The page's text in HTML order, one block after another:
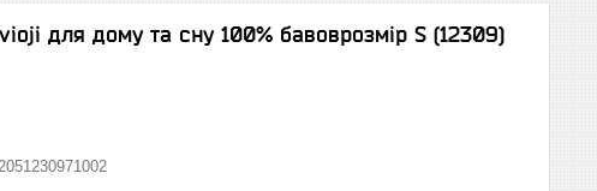
для дому та сну 100% бавоврозмір S (12309)